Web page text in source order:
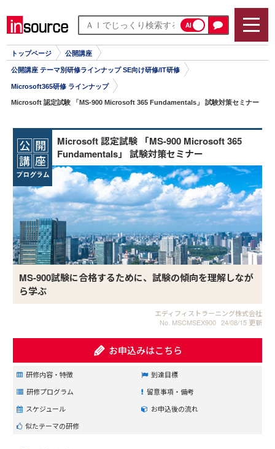
AI
トップページ 公開講座
公開講座 テーマ別研修ラインナップ SE向け研修/IT研修
Microsoft365研修 ラインナップ
Microsoft 認定試験 「MS-900 Microsoft 365 Fundamentals」 試験対策セミナー
Microsoft 認定試験 「MS-900 Microsoft 365
Fundamentals」 試験対策セミナー
MS-900試験に合格するために、試験の傾向を理解しなが
ら学ぶ
エディフィストラーニング株式会社
No. MSCMSEX900 24/08/15 更新
お申込みはこちら
研修内容・特徴
到達目標
研修プログラム
留意事項・備考
スケジュール
お申込後の流れ
似たテーマの研修